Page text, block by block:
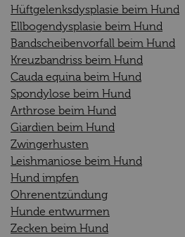
Hüftgelenksdysplasie beim Hund
Ellbogendysplasie beim Hund
Bandscheibenvorfall beim Hund
Kreuzbandriss beim Hund
Cauda equina beim Hund
Spondylose beim Hund
Arthrose beim Hund
Giardien beim Hund
Zwingerhusten
Leishmaniose beim Hund
Hund impfen
Ohrenentzündung
Hunde entwurmen
Zecken beim Hund